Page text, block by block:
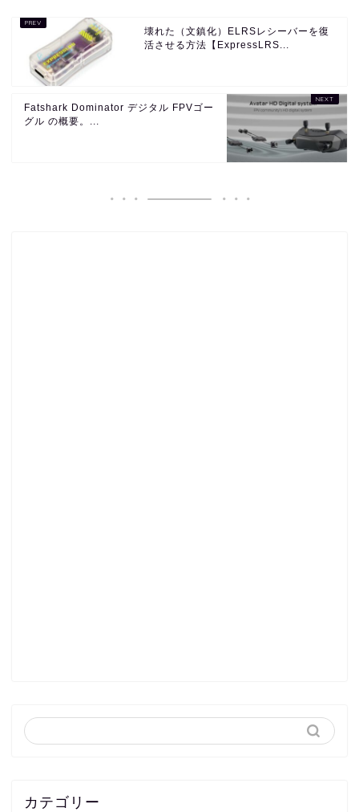
壊れた（文鎮化）ELRSレシーバーを復
活させる方法【ExpressLRS...
Fatshark Dominator デジタル FPVゴー
グル の概要。...
カテゴリー